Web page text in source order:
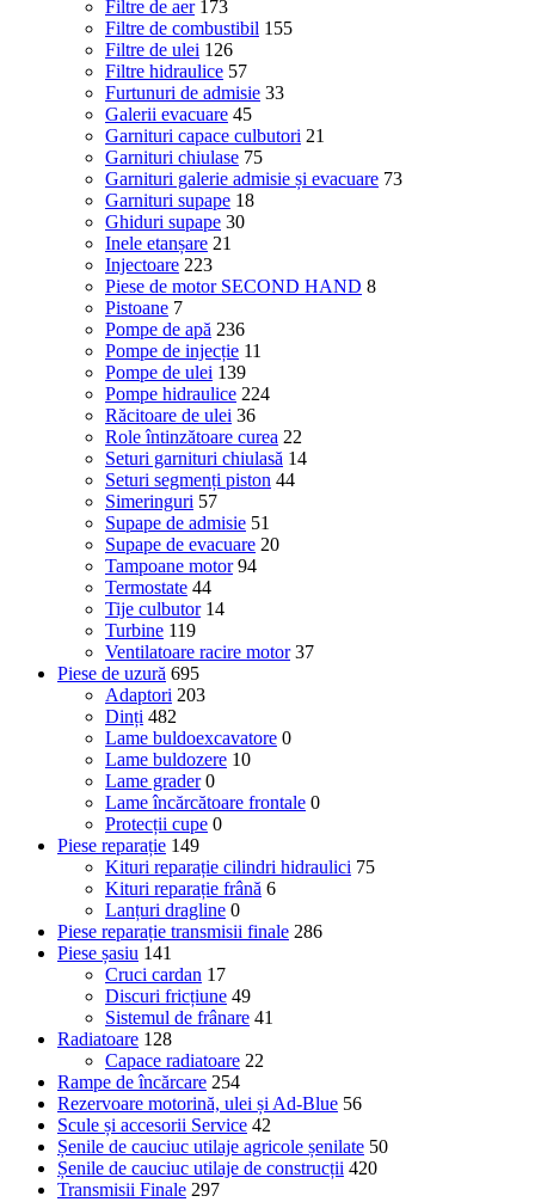
Filtre de aer 173
Filtre de combustibil 155
Filtre de ulei 126
Filtre hidraulice 57
Furtunuri de admisie 33
Galerii evacuare 45
Garnituri capace culbutori 21
Garnituri chiulase 75
Garnituri galerie admisie și evacuare 73
Garnituri supape 18
Ghiduri supape 30
Inele etanșare 21
Injectoare 223
Piese de motor SECOND HAND 8
Pistoane 7
Pompe de apă 236
Pompe de injecție 11
Pompe de ulei 139
Pompe hidraulice 224
Răcitoare de ulei 36
Role întinzătoare curea 22
Seturi garnituri chiulasă 14
Seturi segmenți piston 44
Simeringuri 57
Supape de admisie 51
Supape de evacuare 20
Tampoane motor 94
Termostate 44
Tije culbutor 14
Turbine 119
Ventilatoare racire motor 37
Piese de uzură 695
Adaptori 203
Dinți 482
Lame buldoexcavatore 0
Lame buldozere 10
Lame grader 0
Lame încărcătoare frontale 0
Protecții cupe 0
Piese reparație 149
Kituri reparație cilindri hidraulici 75
Kituri reparație frână 6
Lanțuri dragline 0
Piese reparație transmisii finale 286
Piese șasiu 141
Cruci cardan 17
Discuri fricțiune 49
Sistemul de frânare 41
Radiatoare 128
Capace radiatoare 22
Rampe de încărcare 254
Rezervoare motorină, ulei și Ad-Blue 56
Scule și accesorii Service 42
Șenile de cauciuc utilaje agricole șenilate 50
Șenile de cauciuc utilaje de construcții 420
Transmisii Finale 297